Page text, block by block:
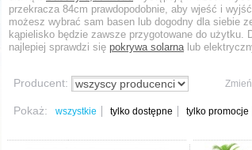
przekracza 84cm prawdopodobnie, aby wjeść i
możesz wybrać sam basen lub dogodny dla siebie
kąpielisko będzie zawsze przygotowane do użytku.
najlepiej sprawdzi się pokrywa solarnalub
Producent:
Pokaż:
wszystkie tylko dostępne tylko promocje